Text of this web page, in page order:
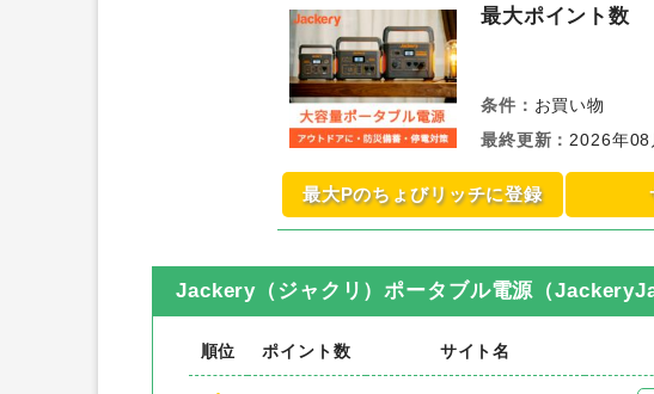
最大ポイント数
条件： お買い物
最終更新 ： 2026年
最大Pのちょびリッチに登録
Jackery（ジャクリ）ポータブル電源（
順位 ポイント数 サイト名